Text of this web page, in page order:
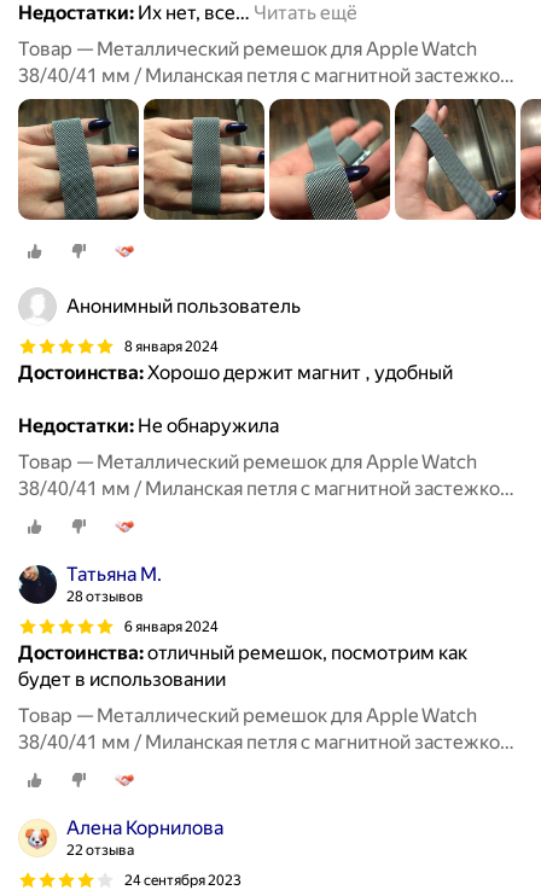
Недостатки: Их нет, все… Читать ещё
Товар — Металлический ремешок для Apple Watch
38/40/41 мм / Миланская петля с магнитной застежкой
для Эпл Вотч 1-10, SE, Голубой
Анонимный пользователь
8 января 2024
Достоинства:Хорошо держит магнит , удобный
Недостатки: Не обнаружила
Товар — Металлический ремешок для Apple Watch
38/40/41 мм / Миланская петля с магнитной застежкой
для Эпл Вотч 1-10, SE, Фиолетовый
Татьяна М.
28 отзывов
6 января 2024
Достоинства:отличный ремешок, посмотрим как
будет в использовании
Товар — Металлический ремешок для Apple Watch
38/40/41 мм / Миланская петля с магнитной застежкой
для Эпл Вотч 1-10, SE, Розовый
Алена Корнилова
22 отзыва
24 сентября 2023